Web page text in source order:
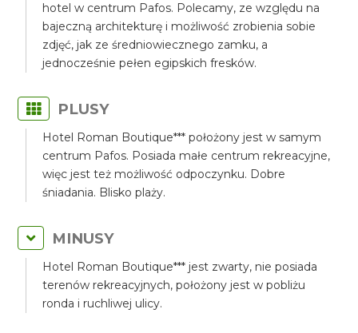
hotel w centrum Pafos. Polecamy, ze względu na
bajeczną architekturę i możliwość zrobienia sobie
zdjęć, jak ze średniowiecznego zamku, a
jednocześnie pełen egipskich fresków.
PLUSY
Hotel Roman Boutique*** położony jest w samym
centrum Pafos. Posiada małe centrum rekreacyjne,
więc jest też możliwość odpoczynku. Dobre
śniadania. Blisko plaży.
MINUSY
Hotel Roman Boutique*** jest zwarty, nie posiada
terenów rekreacyjnych, położony jest w pobliżu
ronda i ruchliwej ulicy.